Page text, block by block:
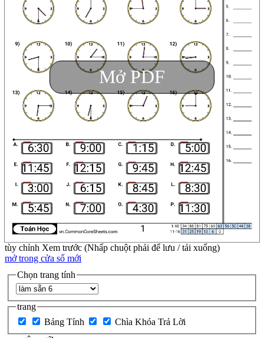
Mở PDF
tùy chỉnh Xem trước (Nhấp chuột phải để lưu / tải xuống)
mở trong cửa sổ mới
Chọn trang tính
trang
Bảng Tính
Chìa Khóa Trả Lời